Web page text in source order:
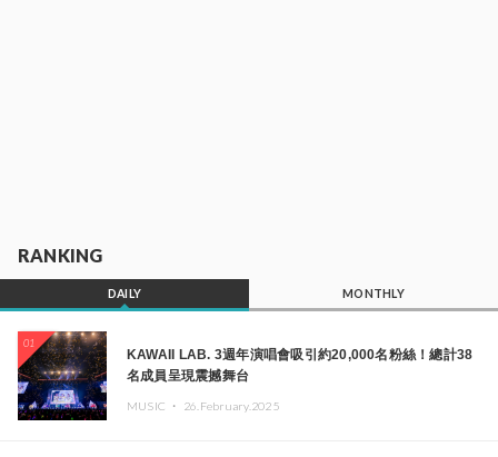
RANKING
DAILY MONTHLY
01
KAWAII LAB. 3週年演唱會吸引約20,000名粉絲！總計38
名成員呈現震撼舞台
MUSIC ・ 26.February.2025